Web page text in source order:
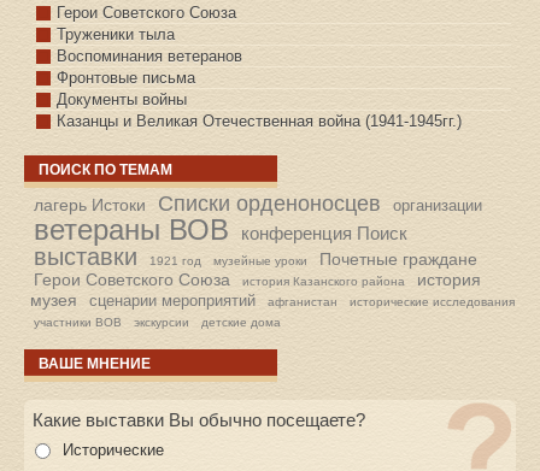
С.КАЗАНСКОЕ
Герои Советского Союза
Труженики тыла
Воспоминания ветеранов
Фронтовые письма
Документы войны
Казанцы и Великая Отечественная война (1941-1945гг.)
ПОИСК ПО ТЕМАМ
лагерь Истоки Списки орденоносцев организации
ветераны ВОВ конференция Поиск
выставки 1921 год музейные уроки
Почетные граждане
Герои Советского Союза
история Казанского района
история
музея
сценарии мероприятий афганистан
исторические исследования
участники ВОВ
экскурсии детские дома
ВАШЕ МНЕНИЕ
Какие выставки Вы обычно посещаете?
Исторические